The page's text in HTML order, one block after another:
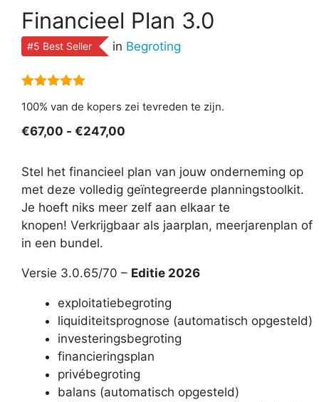
Financieel Plan 3.0
#5 Best Seller in Begroting
100% van de kopers zei tevreden te zijn.
€67,00 - €247,00
tot
€247,00
Stel het financieel plan van jouw onderneming op
met deze volledig geïntegreerde planningstoolkit.
Je hoeft niks meer zelf aan elkaar te
knopen! Verkrijgbaar als jaarplan, meerjarenplan of
in een bundel.
Versie 3.0.65/70 – Editie 2026
exploitatiebegroting
liquiditeitsprognose (automatisch opgesteld)
investeringsbegroting
financieringsplan
privébegroting
balans (automatisch opgesteld)